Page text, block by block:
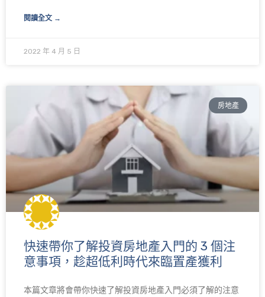
閱讀全文 →
2022 年 4 月 5 日
房地產
快速帶你了解投資房地產入門的 3 個注
意事項，趁超低利時代來臨置產獲利
本篇文章將會帶你快速了解投資房地產入門必須了解的注意